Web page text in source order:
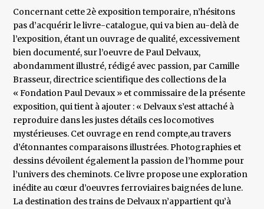
Concernant cette 2è exposition temporaire, n’hésitons
pas d’acquérir le livre-catalogue, qui va bien au-delà de
l’exposition, étant un ouvrage de qualité, excessivement
bien documenté, sur l’oeuvre de Paul Delvaux,
abondamment illustré, rédigé avec passion, par Camille
Brasseur, directrice scientifique des collections de la
« Fondation Paul Devaux » et commissaire de la présente
exposition, qui tient à ajouter : « Delvaux s’est attaché à
reproduire dans les justes détails ces locomotives
mystérieuses. Cet ouvrage en rend compte,au travers
d’étonnantes comparaisons illustrées. Photographies et
dessins dévoilent également la passion de l’homme pour
l’univers des cheminots. Ce livre propose une exploration
inédite au cœur d’oeuvres ferroviaires baignées de lune.
La destination des trains de Delvaux n’appartient qu’à